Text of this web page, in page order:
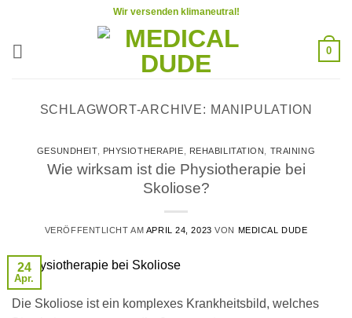
springen
Wir versenden klimaneutral!
0
SCHLAGWORT-ARCHIVE: MANIPULATION
GESUNDHEIT, PHYSIOTHERAPIE REHABILITATION TRAINING
Wie wirksam ist die Physiotherapie bei
Skoliose?
VERÖFFENTLICHT AM APRIL 24, 2023 VON MEDICAL DUDE
24
Apr.
Die Skoliose ist ein komplexes Krankheitsbild, welches